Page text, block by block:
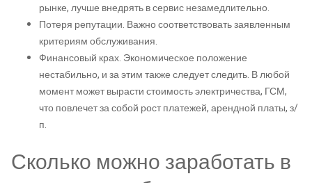
рынке, лучше внедрять в сервис незамедлительно.
Потеря репутации. Важно соответствовать заявленным
критериям обслуживания.
Финансовый крах. Экономическое положение
нестабильно, и за этим также следует следить. В любой
момент может вырасти стоимость электричества, ГСМ,
что повлечет за собой рост платежей, арендной платы, з/
п.
Сколько можно заработать в